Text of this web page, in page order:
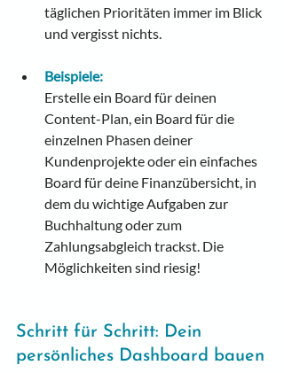
täglichen Prioritäten immer im Blick
und vergisst nichts.
Beispiele:
Erstelle ein Board für deinen
Content-Plan, ein Board für die
einzelnen Phasen deiner
Kundenprojekte oder ein einfaches
Board für deine Finanzübersicht, in
dem du wichtige Aufgaben zur
Buchhaltung oder zum
Zahlungsabgleich trackst. Die
Möglichkeiten sind riesig!
Schritt für Schritt: Dein
persönliches Dashboard bauen